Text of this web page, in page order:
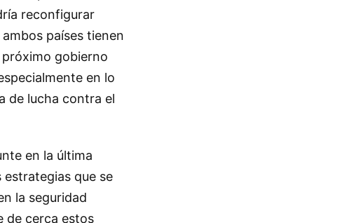
reconfigurar
países tienen
gobierno
en lo
de lucha contra el
en la última
que se
la seguridad
de cerca estos